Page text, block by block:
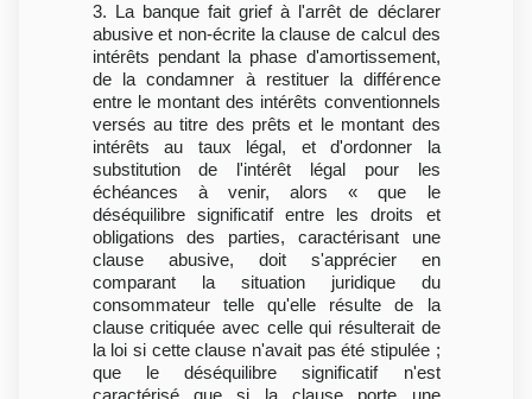
3. La banque fait grief à l'arrêt de déclarer
abusive et non-écrite la clause de calcul des
intérêts pendant la phase d'amortissement,
de la condamner à restituer la différence
entre le montant des intérêts conventionnels
versés au titre des prêts et le montant des
intérêts au taux légal, et d'ordonner la
substitution de l'intérêt légal pour les
échéances à venir, alors « que le
déséquilibre significatif entre les droits et
obligations des parties, caractérisant une
clause abusive, doit s'apprécier en
comparant la situation juridique du
consommateur telle qu'elle résulte de la
clause critiquée avec celle qui résulterait de
la loi si cette clause n'avait pas été stipulée ;
que le déséquilibre significatif n'est